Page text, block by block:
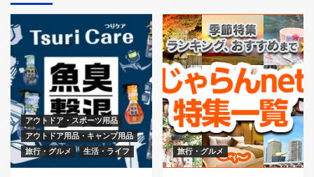
アウトドア・スポーツ用品
アウトドア用品・キャンプ用品
旅行・グルメ
生活・ライフ 旅行・グルメ